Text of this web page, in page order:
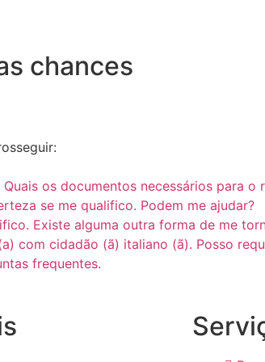
chances
os documentos necessários para o
se me qualifico. Podem me ajudar?
Existe alguma outra forma de me
com cidadão (ã) italiano (ã). Posso
frequentes.